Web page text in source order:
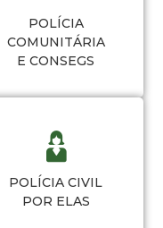
POLÍCIA
COMUNITÁRIA
E CONSEGS
POLÍCIA CIVIL
POR ELAS